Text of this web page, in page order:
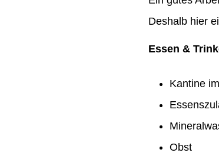
Deshalb hier
Essen &
Kantine
Obst